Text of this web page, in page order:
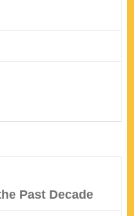
Past Decade